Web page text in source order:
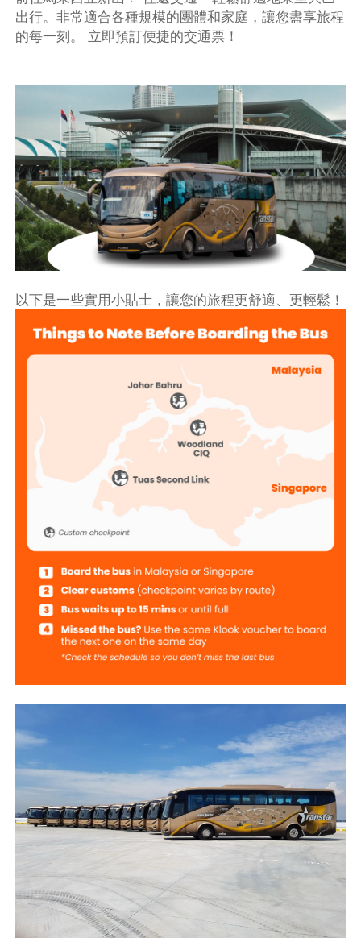
出行。非常適合各種規模的團體和家庭，讓您盡享旅程
的每一刻。 立即預訂便捷的交通票！
以下是一些實用小貼士，讓您的旅程更舒適、更輕鬆！